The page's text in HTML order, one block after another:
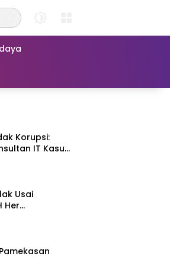
Korupsi:
IT Kasus
22,5 Tahun
Usai
Her
Assegaf